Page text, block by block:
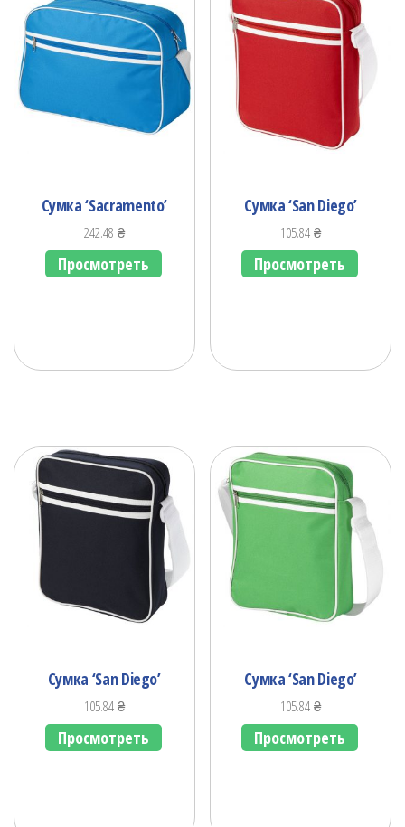
Сумка ‘Sacramento’
242.48 ₴
Просмотреть
Сумка ‘San Diego’
105.84₴
Просмотреть
Сумка ‘San Diego’
105.84₴
Просмотреть
Сумка ‘San Diego’
105.84₴
Просмотреть